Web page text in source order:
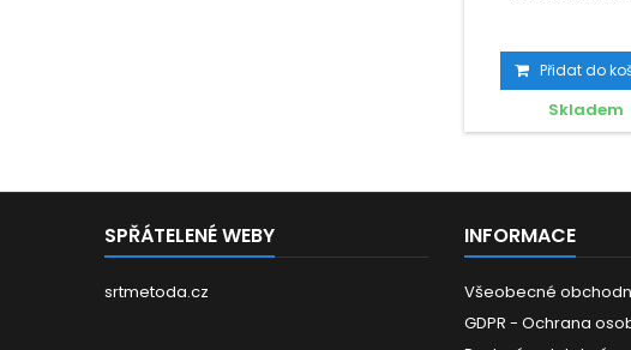
Přidat do
Skladem
SPŘÁTELENÉ WEBY
srtmetoda.cz
INFORMACE
Všeobecné
GDPR - Ochrana